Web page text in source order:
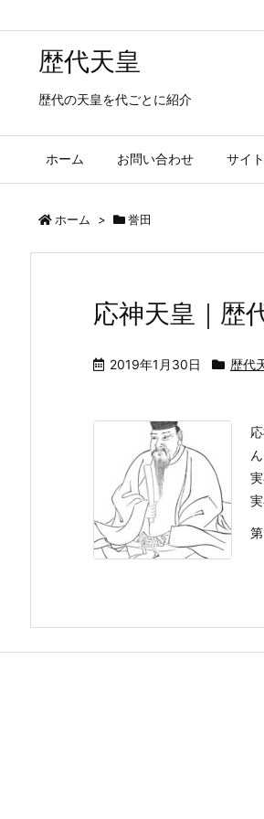
歴代天皇
歴代の天皇を代ごとに紹介
ホーム お問い合わせ サイ
ホーム > 誉田
応神天皇｜歴
2019年1月30日 歴代
ん